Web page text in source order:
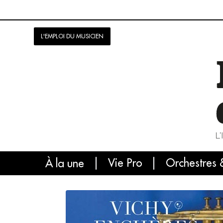
L'EMPLOI DU MUSICIEN
À la une Vie Pro Orchestres